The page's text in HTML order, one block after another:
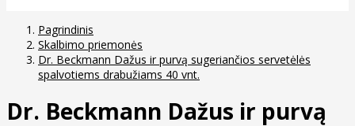
Pagrindinis
Skalbimo priemonės
Dr. Beckmann Dažus ir purvą sugeriančios servetėlės
spalvotiems drabužiams 40 vnt.
Dr. Beckmann Dažus ir purvą